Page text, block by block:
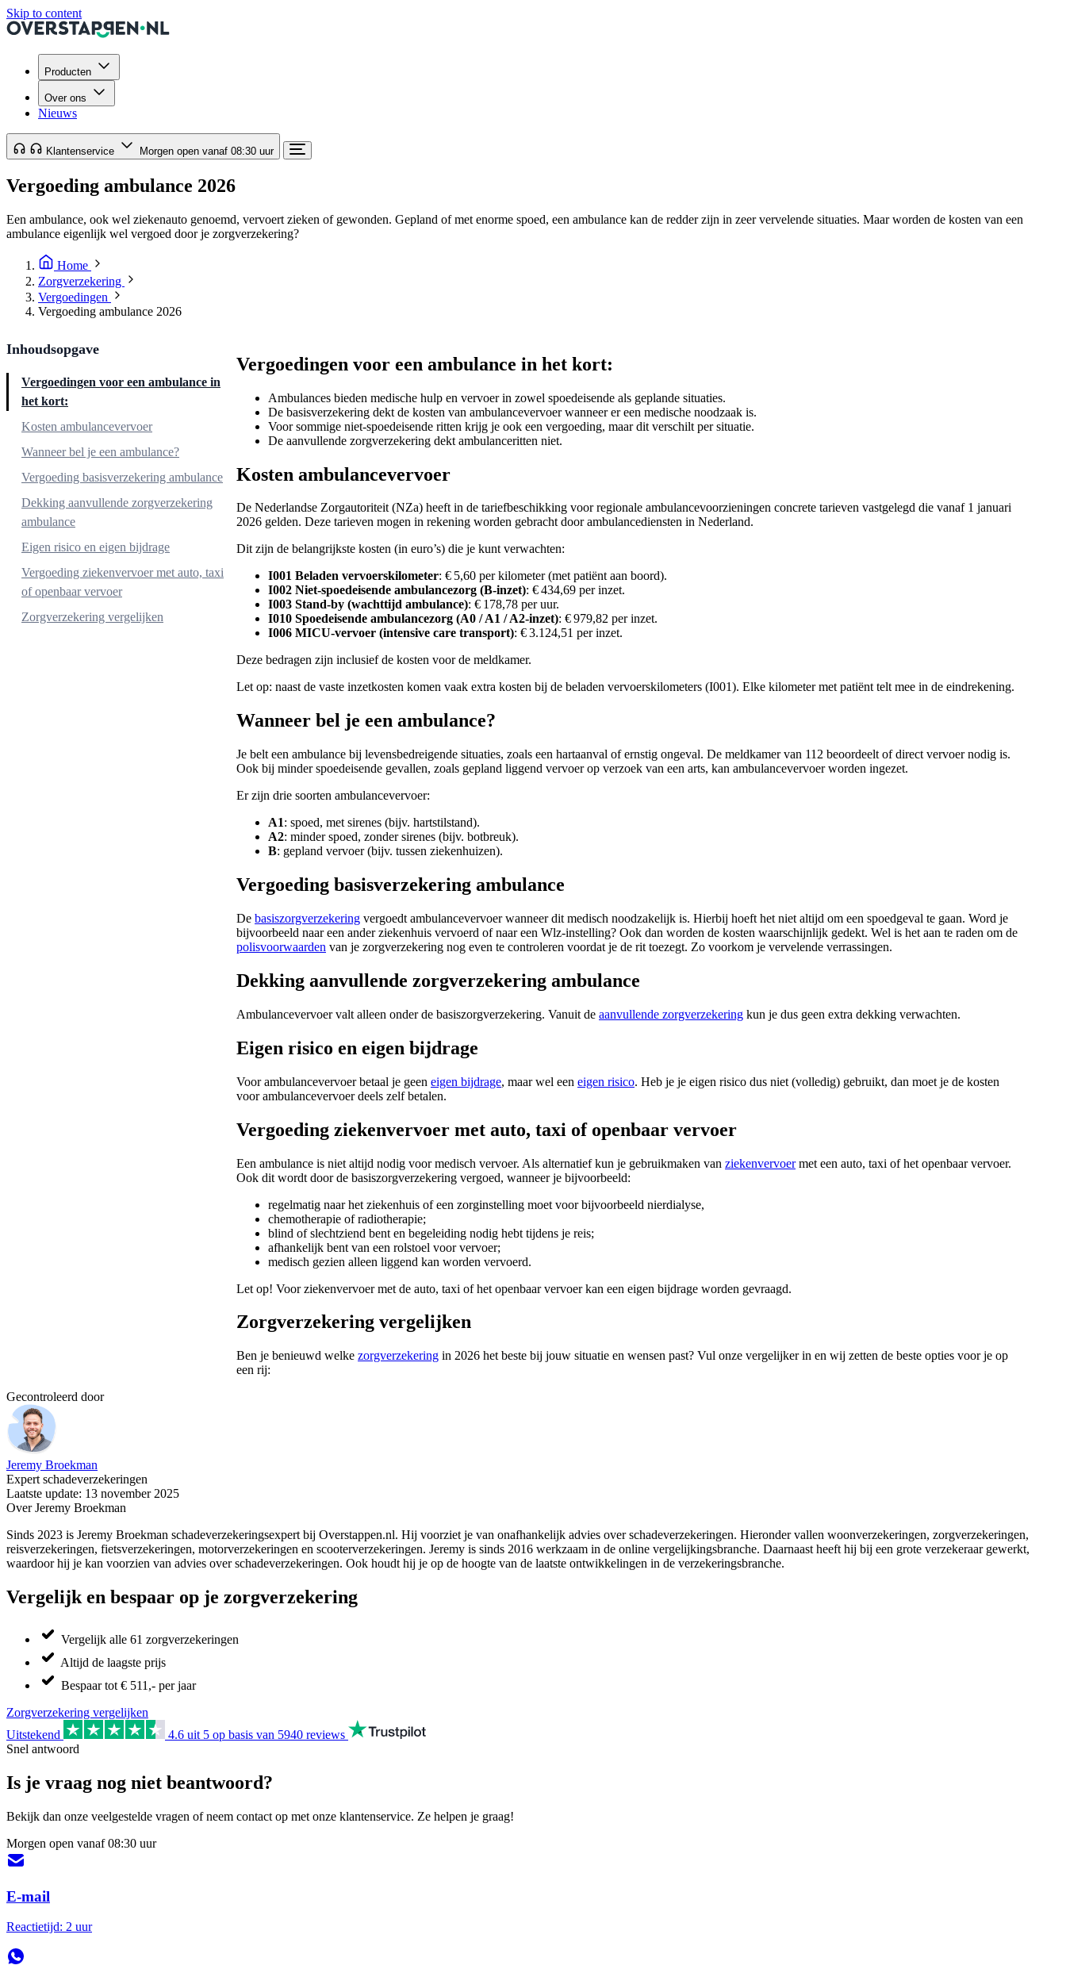
Skip to content
Producten
Over ons
Nieuws
Klantenservice Morgen open vanaf 08:30 uur
Vergoeding ambulance 2026
Een ambulance, ook wel ziekenauto genoemd, vervoert zieken of gewonden. Gepland of met enorme spoed, een ambulance kan de redder zijn in zeer vervelende situaties. Maar worden de kosten van een
ambulance eigenlijk wel vergoed door je zorgverzekering?
Home
Zorgverzekering
Vergoedingen
Vergoeding ambulance 2026
Inhoudsopgave
Vergoedingen voor een ambulance in
het kort:
Kosten ambulancevervoer
Wanneer bel je een ambulance?
Vergoeding basisverzekering ambulance
Dekking aanvullende zorgverzekering
ambulance
Eigen risico en eigen bijdrage
Vergoeding ziekenvervoer met auto, taxi
of openbaar vervoer
Zorgverzekering vergelijken
Vergoedingen voor een ambulance in het kort:
Ambulances bieden medische hulp en vervoer in zowel spoedeisende als geplande situaties.
De basisverzekering dekt de kosten van ambulancevervoer wanneer er een medische noodzaak is.
Voor sommige niet-spoedeisende ritten krijg je ook een vergoeding, maar dit verschilt per situatie.
De aanvullende zorgverzekering dekt ambulanceritten niet.
Kosten ambulancevervoer
De Nederlandse Zorgautoriteit (NZa) heeft in de tariefbeschikking voor regionale ambulancevoorzieningen concrete tarieven vastgelegd die vanaf 1 januari
2026 gelden. Deze tarieven mogen in rekening worden gebracht door ambulancediensten in Nederland.
Dit zijn de belangrijkste kosten (in euro’s) die je kunt verwachten:
I001 Beladen vervoerskilometer: € 5,60 per kilometer (met patiënt aan boord).
I002 Niet-spoedeisende ambulancezorg (B‑inzet): € 434,69 per inzet.
I003 Stand‑by (wachttijd ambulance): € 178,78 per uur.
I010 Spoedeisende ambulancezorg (A0 / A1 / A2-inzet): € 979,82 per inzet.
I006 MICU-vervoer (intensive care transport): € 3.124,51 per inzet.
Deze bedragen zijn inclusief de kosten voor de meldkamer.
Let op: naast de vaste inzetkosten komen vaak extra kosten bij de beladen vervoerskilometers (I001). Elke kilometer met patiënt telt mee in de eindrekening.
Wanneer bel je een ambulance?
Je belt een ambulance bij levensbedreigende situaties, zoals een hartaanval of ernstig ongeval. De meldkamer van 112 beoordeelt of direct vervoer nodig is.
Ook bij minder spoedeisende gevallen, zoals gepland liggend vervoer op verzoek van een arts, kan ambulancevervoer worden ingezet.
Er zijn drie soorten ambulancevervoer:
A1: spoed, met sirenes (bijv. hartstilstand).
A2: minder spoed, zonder sirenes (bijv. botbreuk).
B: gepland vervoer (bijv. tussen ziekenhuizen).
Vergoeding basisverzekering ambulance
De basiszorgverzekering vergoedt ambulancevervoer wanneer dit medisch noodzakelijk is. Hierbij hoeft het niet altijd om een spoedgeval te gaan. Word je
bijvoorbeeld naar een ander ziekenhuis vervoerd of naar een Wlz-instelling? Ook dan worden de kosten waarschijnlijk gedekt. Wel is het aan te raden om de
polisvoorwaarden van je zorgverzekering nog even te controleren voordat je de rit toezegt. Zo voorkom je vervelende verrassingen.
Dekking aanvullende zorgverzekering ambulance
Ambulancevervoer valt alleen onder de basiszorgverzekering. Vanuit de aanvullende zorgverzekering kun je dus geen extra dekking verwachten.
Eigen risico en eigen bijdrage
Voor ambulancevervoer betaal je geen eigen bijdrage, maar wel een eigen risico. Heb je je eigen risico dus niet (volledig) gebruikt, dan moet je de kosten
voor ambulancevervoer deels zelf betalen.
Vergoeding ziekenvervoer met auto, taxi of openbaar vervoer
Een ambulance is niet altijd nodig voor medisch vervoer. Als alternatief kun je gebruikmaken van ziekenvervoermet een auto, taxi of het openbaar vervoer.
Ook dit wordt door de basiszorgverzekering vergoed, wanneer je bijvoorbeeld:
regelmatig naar het ziekenhuis of een zorginstelling moet voor bijvoorbeeld nierdialyse,
chemotherapie of radiotherapie;
blind of slechtziend bent en begeleiding nodig hebt tijdens je reis;
afhankelijk bent van een rolstoel voor vervoer;
medisch gezien alleen liggend kan worden vervoerd.
Let op! Voor ziekenvervoer met de auto, taxi of het openbaar vervoer kan een eigen bijdrage worden gevraagd.
Zorgverzekering vergelijken
Ben je benieuwd welke zorgverzekering in 2026 het beste bij jouw situatie en wensen past? Vul onze vergelijker in en wij zetten de beste opties voor je op
een rij:
Gecontroleerd door
Jeremy Broekman
Expert schadeverzekeringen
Laatste update: 13 november 2025
Over Jeremy Broekman
Sinds 2023 is Jeremy Broekman schadeverzekeringsexpert bij Overstappen.nl. Hij voorziet je van onafhankelijk advies over schadeverzekeringen. Hieronder vallen woonverzekeringen, zorgverzekeringen,
reisverzekeringen, fietsverzekeringen, motorverzekeringen en scooterverzekeringen. Jeremy is sinds 2016 werkzaam in de online vergelijkingsbranche. Daarnaast heeft hij bij een grote verzekeraar gewerkt,
waardoor hij je kan voorzien van advies over schadeverzekeringen. Ook houdt hij je op de hoogte van de laatste ontwikkelingen in de verzekeringsbranche.
Vergelijk en bespaar op je zorgverzekering
Vergelijk alle 61 zorgverzekeringen
Altijd de laagste prijs
Bespaar tot € 511,- per jaar
Zorgverzekering vergelijken
Uitstekend
4.6 uit 5 op basis van 5940 reviews
Snel antwoord
Is je vraag nog niet beantwoord?
Bekijk dan onze veelgestelde vragen of neem contact op met onze klantenservice. Ze helpen je graag!
Morgen open vanaf 08:30 uur
E-mail
Reactietijd: 2 uur